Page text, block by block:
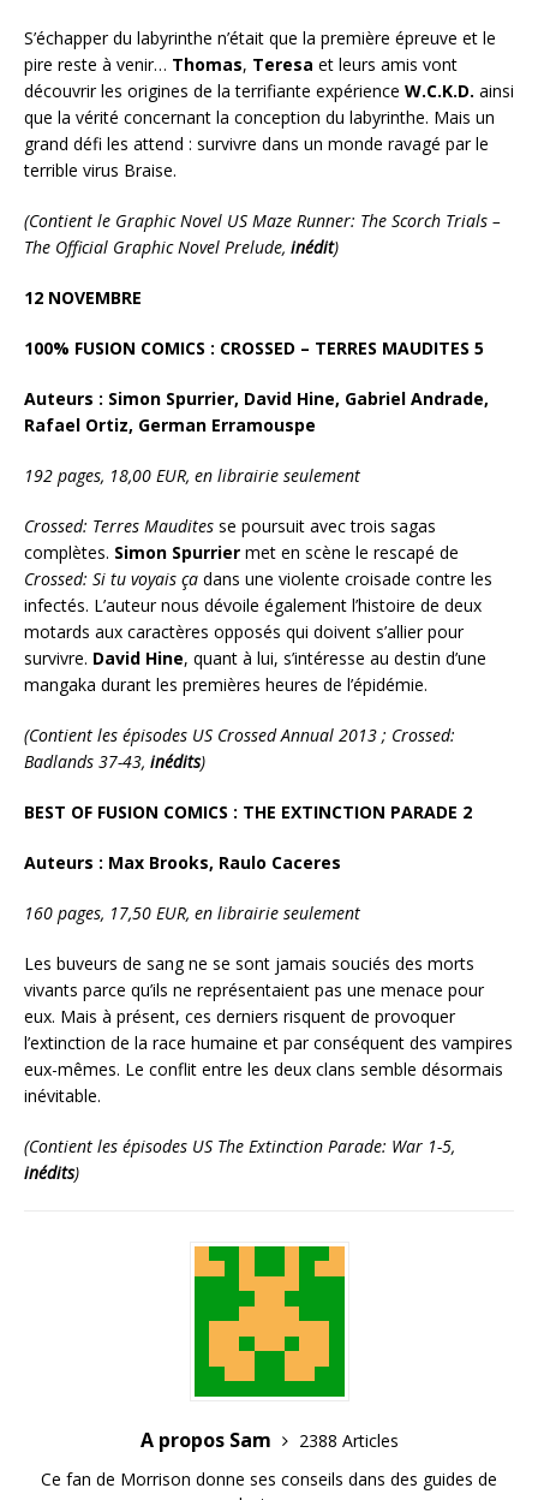
S’échapper du labyrinthe n’était que la première épreuve et le
pire reste à venir… Thomas, Teresa et leurs amis vont
découvrir les origines de la terrifiante expérience W.C.K.D. ainsi
que la vérité concernant la conception du labyrinthe. Mais un
grand défi les attend : survivre dans un monde ravagé par le
terrible virus Braise.
(Contient le Graphic Novel US Maze Runner: The Scorch Trials –
The Official Graphic Novel Prelude, inédit)
12 NOVEMBRE
100% FUSION COMICS : CROSSED – TERRES MAUDITES 5
Auteurs : Simon Spurrier, David Hine, Gabriel Andrade,
Rafael Ortiz, German Erramouspe
192 pages, 18,00 EUR, en librairie seulement
Crossed: Terres Maudites se poursuit avec trois sagas
complètes. Simon Spurrier met en scène le rescapé de
Crossed: Si tu voyais ça dans une violente croisade contre les
infectés. L’auteur nous dévoile également l’histoire de deux
motards aux caractères opposés qui doivent s’allier pour
survivre. David Hine, quant à lui, s’intéresse au destin d’une
mangaka durant les premières heures de l’épidémie.
(Contient les épisodes US Crossed Annual 2013 ; Crossed:
Badlands 37-43, inédits)
BEST OF FUSION COMICS : THE EXTINCTION PARADE 2
Auteurs : Max Brooks, Raulo Caceres
160 pages, 17,50 EUR, en librairie seulement
Les buveurs de sang ne se sont jamais souciés des morts
vivants parce qu’ils ne représentaient pas une menace pour
eux. Mais à présent, ces derniers risquent de provoquer
l’extinction de la race humaine et par conséquent des vampires
eux-mêmes. Le conflit entre les deux clans semble désormais
inévitable.
(Contient les épisodes US The Extinction Parade: War 1-5,
inédits)
A propos Sam
2388 Articles
Ce fan de Morrison donne ses conseils dans des guides de